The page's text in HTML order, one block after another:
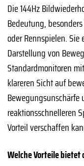
Die 144Hz
Bedeutung,
oder Rennspielen.
Darstellung von
Standardmonitoren
klareren Sicht auf
reaktionsschnelleren
Vorteil verschaffen
Welche Vorteile bietet